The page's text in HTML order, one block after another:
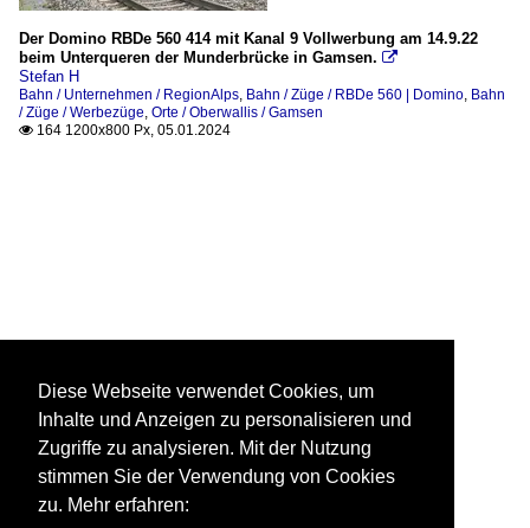
Der Domino RBDe 560 414 mit Kanal 9 Vollwerbung am 14.9.22
beim Unterqueren der Munderbrücke in Gamsen. 
Stefan H
Bahn / Unternehmen / RegionAlps, Bahn / Züge / RBDe 560 | Domino, Bahn
/ Züge / Werbezüge, Orte / Oberwallis / Gamsen
 164 1200x800 Px, 05.01.2024
Diese Webseite verwendet Cookies, um
Inhalte und Anzeigen zu personalisieren und
Zugriffe zu analysieren. Mit der Nutzung
stimmen Sie der Verwendung von Cookies
zu. Mehr erfahren: